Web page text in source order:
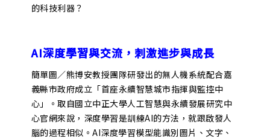
的科技利器？
AI深度學習與交流，刺激進步與成長
簡單圖／熊博安教授團隊研發出的無人機系統配合嘉
義縣市政府成立「首座永續智慧城市指揮與監控中
心」。取自國立中正大學人工智慧與永續發展研究中
心官網來說，深度學習是訓練AI的方法，就跟啟發人
腦的過程相似。AI深度學習模型能識別圖片、文字、